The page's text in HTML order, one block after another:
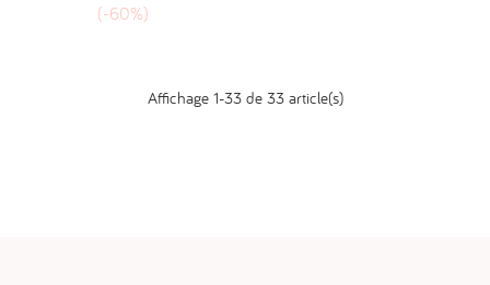
(-60%)
Affichage 1-33 de 33 article(s)